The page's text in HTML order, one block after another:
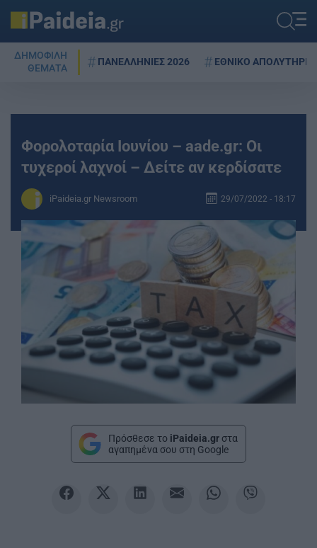
ΔΗΜΟΦΙΛΗ
ΘΕΜΑΤΑ
ΠΑΝΕΛΛΗΝΙΕΣ 2026 ΕΘΝΙΚΟ ΑΠΟΛΥΤΗΡΙΟ
Φορολοταρία Ιουνίου – aade.gr: Οι
τυχεροί λαχνοί – Δείτε αν κερδίσατε
iPaideia.gr Newsroom 29/07/2022 - 18:17
Πρόσθεσε το iPaideia.gr στα
αγαπημένα σου στη Google